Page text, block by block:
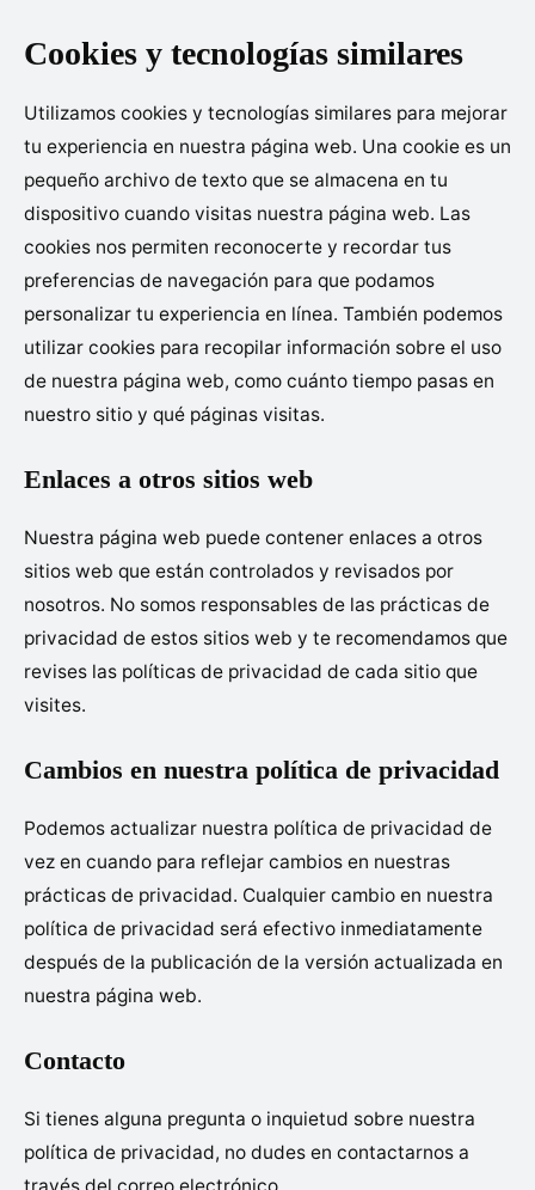
Cookies y tecnologías similares
Utilizamos cookies y tecnologías similares para mejorar
tu experiencia en nuestra página web. Una cookie es un
pequeño archivo de texto que se almacena en tu
dispositivo cuando visitas nuestra página web. Las
cookies nos permiten reconocerte y recordar tus
preferencias de navegación para que podamos
personalizar tu experiencia en línea. También podemos
utilizar cookies para recopilar información sobre el uso
de nuestra página web, como cuánto tiempo pasas en
nuestro sitio y qué páginas visitas.
Enlaces a otros sitios web
Nuestra página web puede contener enlaces a otros
sitios web que están controlados y revisados por
nosotros. No somos responsables de las prácticas de
privacidad de estos sitios web y te recomendamos que
revises las políticas de privacidad de cada sitio que
visites.
Cambios en nuestra política de privacidad
Podemos actualizar nuestra política de privacidad de
vez en cuando para reflejar cambios en nuestras
prácticas de privacidad. Cualquier cambio en nuestra
política de privacidad será efectivo inmediatamente
después de la publicación de la versión actualizada en
nuestra página web.
Contacto
Si tienes alguna pregunta o inquietud sobre nuestra
política de privacidad, no dudes en contactarnos a
través del correo electrónico